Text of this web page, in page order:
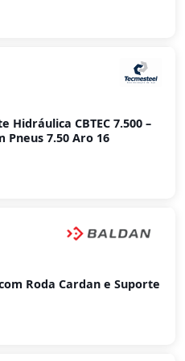
CBTEC 7.500 –
Pneus 7.50 Aro 16
Roda Cardan e Suporte